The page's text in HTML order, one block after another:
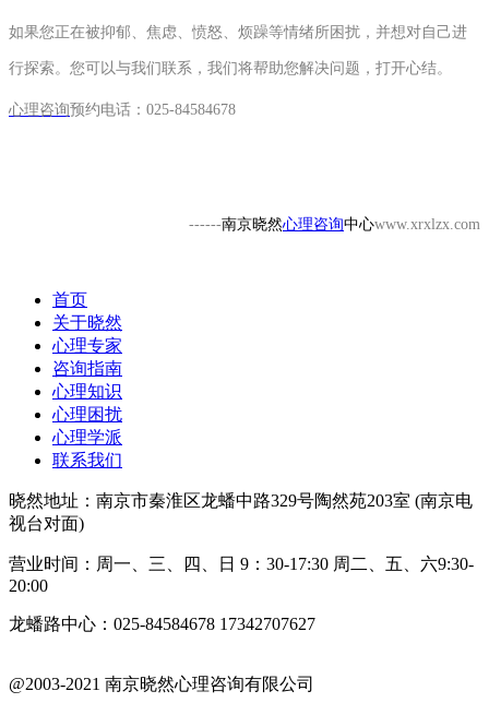
如果您正在被抑郁、焦虑、愤怒、烦躁等情绪所困扰，并想对自己进
行探索。您可以与我们联系，我们将帮助您解决问题，打开心结。
心理咨询预约电话： 025-84584678
------南京晓然心理咨询中心www.xrxlzx.com
首页
关于晓然
心理专家
咨询指南
心理知识
心理困扰
心理学派
联系我们
晓然地址：南京市秦淮区龙蟠中路329号陶然苑203室 (南京电
视台对面)
营业时间：周一、三、四、日 9：30-17:30 周二、五、六9:30-
20:00
龙蟠路中心：025-84584678 17342707627
@2003-2021 南京晓然心理咨询有限公司